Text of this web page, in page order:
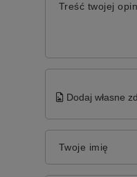
Treść twojej
Dodaj własne
Twoje imię